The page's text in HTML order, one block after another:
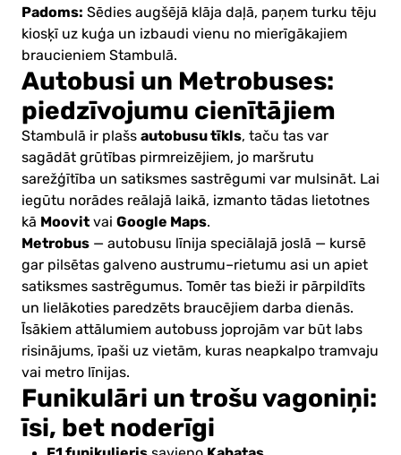
Padoms: Sēdies augšējā klāja daļā, paņem turku tēju
kiosķī uz kuģa un izbaudi vienu no mierīgākajiem
braucieniem Stambulā.
Autobusi un Metrobuses:
piedzīvojumu cienītājiem
Stambulā ir plašs autobusu tīkls, taču tas var
sagādāt grūtības pirmreizējiem, jo maršrutu
sarežģītība un satiksmes sastrēgumi var mulsināt. Lai
iegūtu norādes reālajā laikā, izmanto tādas lietotnes
kā Moovit vai Google Maps.
Metrobus — autobusu līnija speciālajā joslā — kursē
gar pilsētas galveno austrumu–rietumu asi un apiet
satiksmes sastrēgumus. Tomēr tas bieži ir pārpildīts
un lielākoties paredzēts braucējiem darba dienās.
Īsākiem attālumiem autobuss joprojām var būt labs
risinājums, īpaši uz vietām, kuras neapkalpo tramvaju
vai metro līnijas.
Funikulāri un trošu vagoniņi:
īsi, bet noderīgi